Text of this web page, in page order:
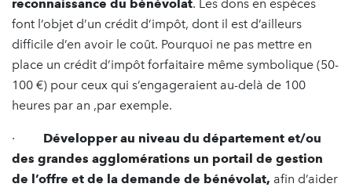
reconnaissance du bénévolat. Les dons en espèces
font l’objet d’un crédit d’impôt, dont il est d’ailleurs
difficile d’en avoir le coût. Pourquoi ne pas mettre en
place un crédit d’impôt forfaitaire même symbolique (50-
100 €) pour ceux qui s’engageraient au-delà de 100
heures par an ,par exemple.
· Développer au niveau du département et/ou
des grandes agglomérations un portail de gestion
de l’offre et de la demande de bénévolat, afin d’aider